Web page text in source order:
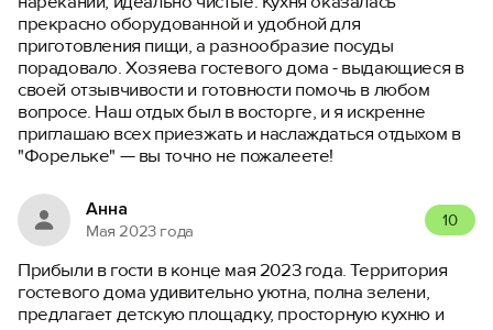
прекрасно оборудованной и удобной для
приготовления пищи, а разнообразие посуды
порадовало. Хозяева гостевого дома - выдающиеся в
своей отзывчивости и готовности помочь в любом
вопросе. Наш отдых был в восторге, и я искренне
приглашаю всех приезжать и наслаждаться отдыхом в
"Форельке" — вы точно не пожалеете!
Анна
Мая 2023 года
10
Прибыли в гости в конце мая 2023 года. Территория
гостевого дома удивительно уютна, полна зелени,
предлагает детскую площадку, просторную кухню и